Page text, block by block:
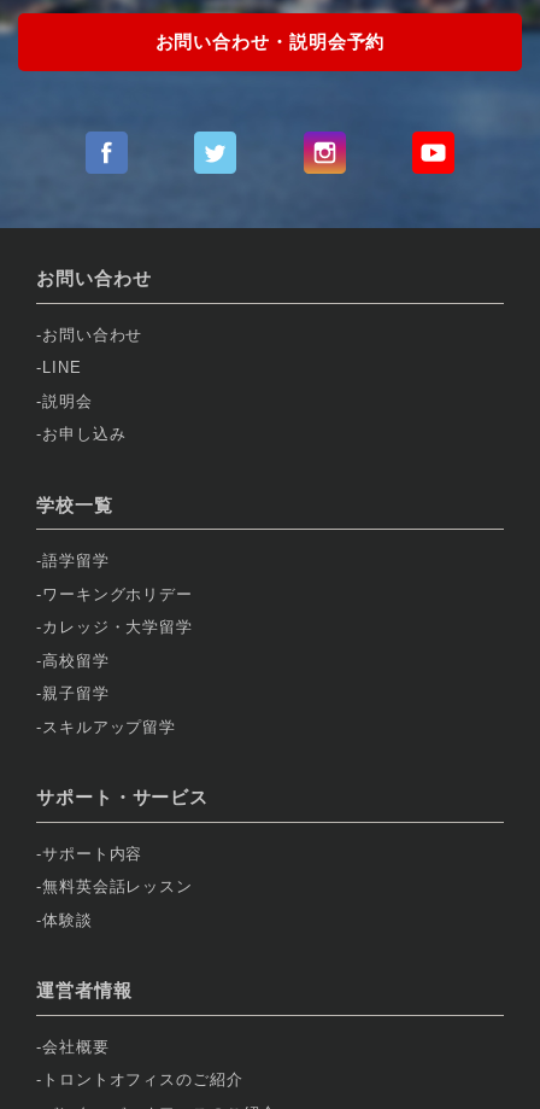
お問い合わせ・説明会予約
お問い合わせ
お問い合わせ
LINE
説明会
お申し込み
学校一覧
語学留学
ワーキングホリデー
カレッジ・大学留学
高校留学
親子留学
スキルアップ留学
サポート・サービス
サポート内容
無料英会話レッスン
体験談
運営者情報
会社概要
トロントオフィスのご紹介